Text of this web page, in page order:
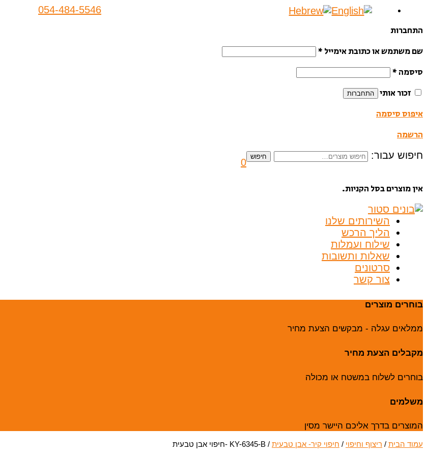
054-484-5546
התחברות
שם משתמש או כתובת אימייל *
סיסמה *
זכור אותי
התחברות
איפוס סיסמה
הרשמה
חיפוש עבור: חיפוש
0
אין מוצרים בסל הקניות.
השירותים שלנו
הליך הרכש
שילוח ועמלות
שאלות ותשובות
סרטונים
צור קשר
בוחרים מוצרים
ממלאים עגלה - מבקשים הצעת מחיר
מקבלים הצעת מחיר
בוחרים לשלוח במשטח או מכולה
משלמים
המוצרים בדרך אליכם היישר מסין
עמוד הבית / ריצוף וחיפוי / חיפוי קיר- אבן טבעית / KY-6345-B -חיפוי אבן טבעית